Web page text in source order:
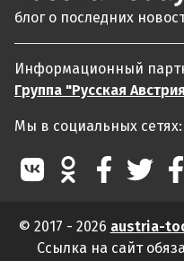
блог о последних
Информационный
Группа "Русская
Мы в социальных сетях:
© 2017 - 2026 austria-
Ссылка на сайт